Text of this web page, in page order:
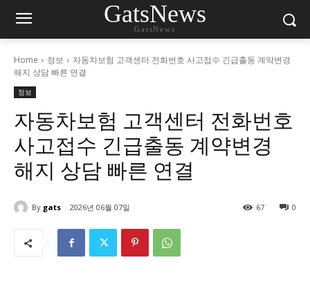
GatsNews
GatsNews
Home 정보
자동차보험 고객센터 전화번호 사고접수 긴급출동 계약변경
해지 상담 빠른 연결
정보
자동차보험 고객센터 전화번호
사고접수 긴급출동 계약변경
해지 상담 빠른 연결
By gats 2026년 06월 07일 0
67